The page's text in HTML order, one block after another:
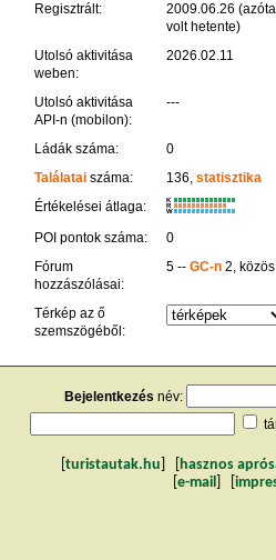
Regisztrált:
2009.06.26
volt hetente)
Utolsó aktivitása
weben:
2026.02.11
Utolsó aktivitása
API-n (mobilon):
---
Ládák száma:
0
Találataiszáma: 136, statisztika
Értékelései átlaga:
K
R
W
POI pontok száma:
0
Fórum
hozzászólásai:
5 -- GC-n2, közös
Térkép az ő
szemszögéből:
Bejelentkezés név:
turistautak.hu hasznos
e-mail